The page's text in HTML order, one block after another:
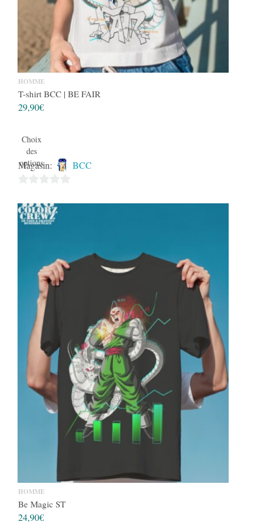
HOMME
T-shirt BCC | BE FAIR
29,90€
Choix
des
options
Magasin: BCC
sur
5
HOMME
Be Magic ST
24,90€